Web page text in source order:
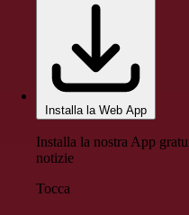
Installa la Web App
Installa la nostra App
notizie
Tocca